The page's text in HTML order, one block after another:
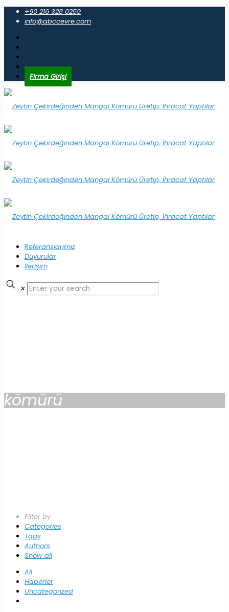
+90 216 328 0259
info@abccevre.com
Firma Girişi
Referanslarımız
Duyurular
İletişim
✕
kömürü
Filter by
Categories
Tags
Authors
Show all
All
Haberler
Uncategorized